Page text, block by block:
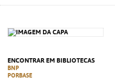
ENCONTRAR EM BIBLIOTECAS
BNP
PORBASE